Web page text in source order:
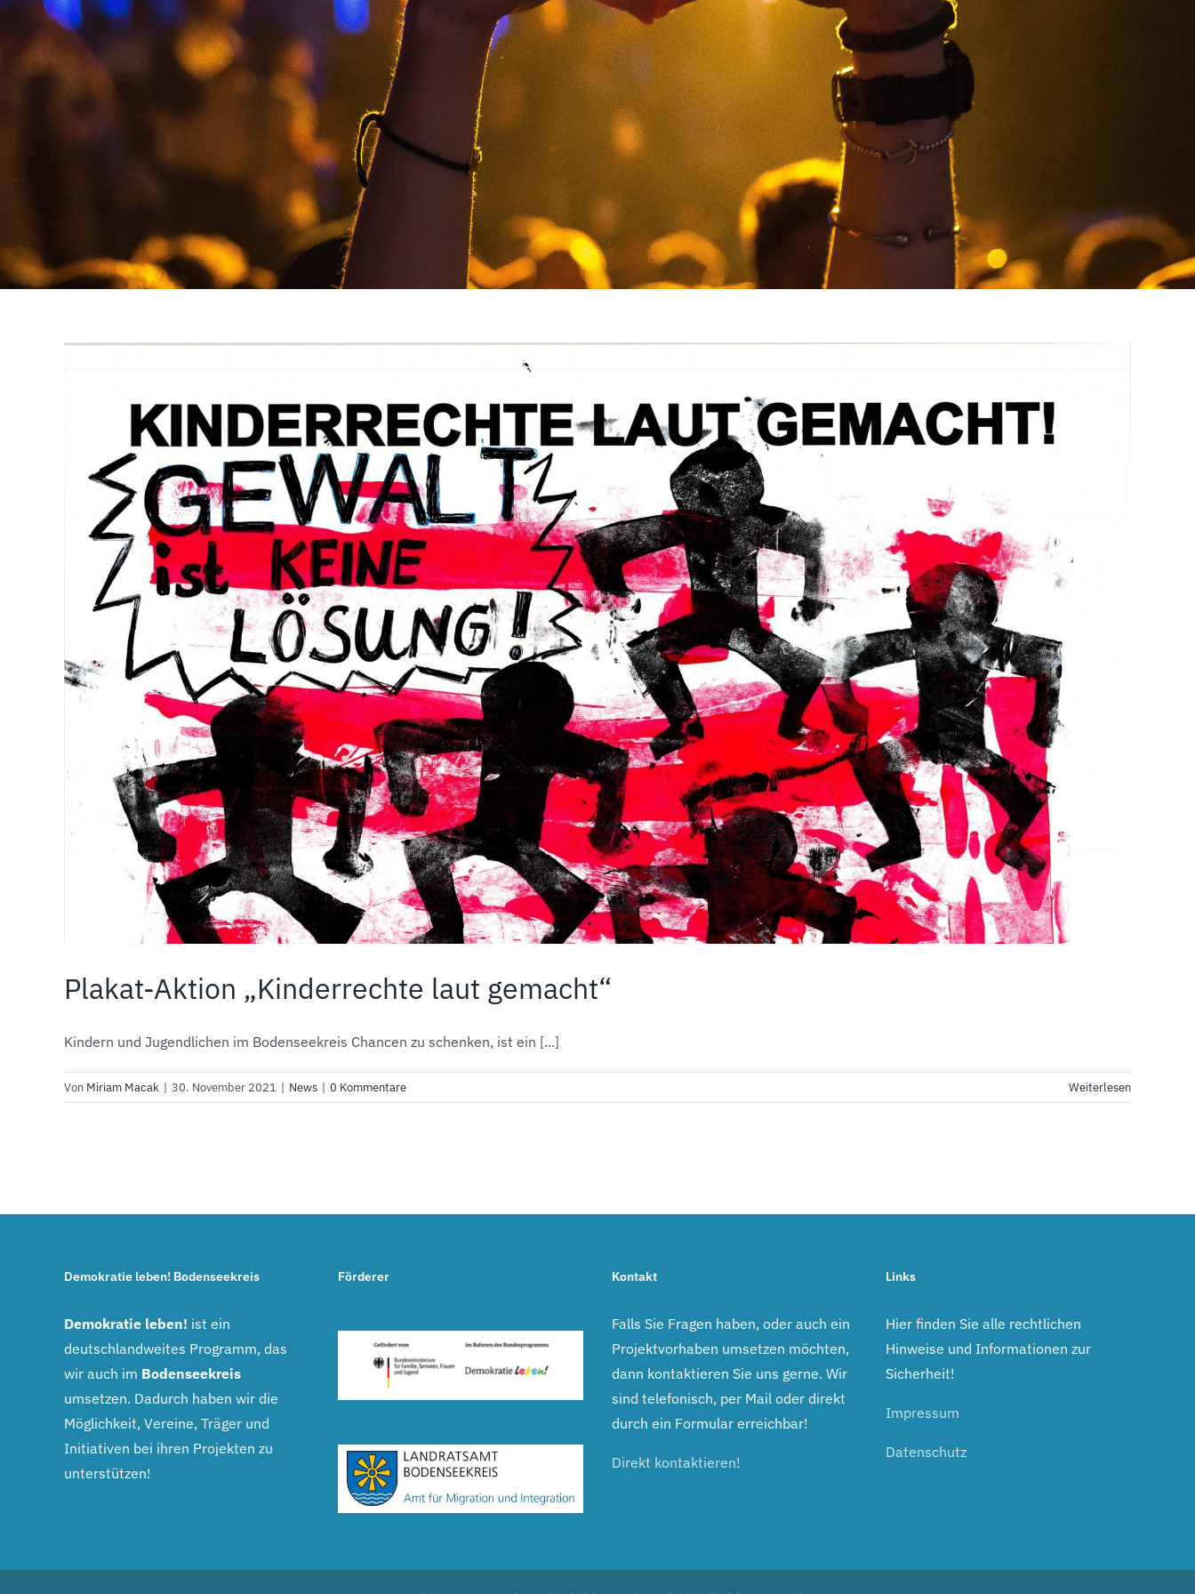
Plakat-Aktion „Kinderrechte laut gemacht“
Kindern und Jugendlichen im Bodenseekreis Chancen zu schenken, ist ein [...]
Von Miriam Macak | 30. November 2021 | News | 0 Kommentare Weiterlesen
Demokratie leben! Bodenseekreis
Demokratie leben! ist ein
deutschlandweites Programm, das
wir auch im Bodenseekreis
umsetzen. Dadurch haben wir die
Möglichkeit, Vereine, Träger und
Initiativen bei ihren Projekten zu
unterstützen!
Förderer Kontakt
Falls Sie Fragen haben, oder auch ein
Projektvorhaben umsetzen möchten,
dann kontaktieren Sie uns gerne. Wir
sind telefonisch, per Mail oder direkt
durch ein Formular erreichbar!
Direkt kontaktieren!
Links
Hier finden Sie alle rechtlichen
Hinweise und Informationen zur
Sicherheit!
Impressum
Datenschutz